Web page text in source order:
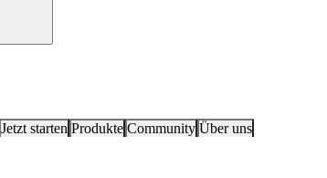
Jetzt starten Produkte Community Über uns